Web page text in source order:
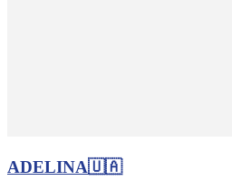
ADELINA🇺🇦